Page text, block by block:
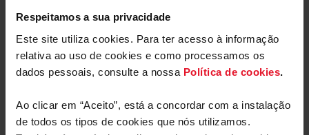
Respeitamos a sua privacidade
Este site utiliza cookies. Para ter acesso à informação
relativa ao uso de cookies e como processamos os
dados pessoais, consulte a nossa Política de cookies.
Ao clicar em “Aceito”, está a concordar com a instalação
de todos os tipos de cookies que nós utilizamos.
EcoBar
Gostaria de saber quanta eletricidade e
água consome a sua máquina de lavar
louça? Agora, graças às informações claras
adaptar os parâmetros de lavagem às suas
preferências. Um indicador no painel mostra
Indicador de tempo restante